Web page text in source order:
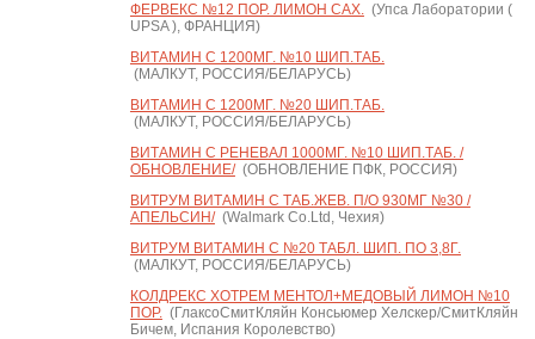
ФЕРВЕКС №12 ПОР. ЛИМОН САХ.(Упса Лаборатории (
UPSA ), ФРАНЦИЯ)
ВИТАМИН С 1200МГ. №10 ШИП.ТАБ.
(МАЛКУТ, РОССИЯ/БЕЛАРУСЬ)
ВИТАМИН С 1200МГ. №20 ШИП.ТАБ.
(МАЛКУТ, РОССИЯ/БЕЛАРУСЬ)
ВИТАМИН С РЕНЕВАЛ 1000МГ. №10 ШИП.ТАБ. /
ОБНОВЛЕНИЕ/(ОБНОВЛЕНИЕ ПФК, РОССИЯ)
ВИТРУМ ВИТАМИН C ТАБ.ЖЕВ. П/О 930МГ №30 /
АПЕЛЬСИН/(Walmark Co.Ltd, Чехия)
ВИТРУМ ВИТАМИН C №20 ТАБЛ. ШИП. ПО 3,8Г.
(МАЛКУТ, РОССИЯ/БЕЛАРУСЬ)
КОЛДРЕКС ХОТРЕМ МЕНТОЛ+МЕДОВЫЙ ЛИМОН №10
ПОР.(ГлаксоСмитКляйн Консьюмер Хелскер/СмитКляйн
Бичем, Испания Королевство)